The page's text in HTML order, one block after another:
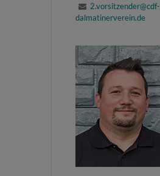
2.vorsitzender@cdf-
dalmatinerverein.de